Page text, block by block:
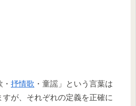
抒情歌 ・童謡」という言葉は
すが、それぞれの定義を正確に